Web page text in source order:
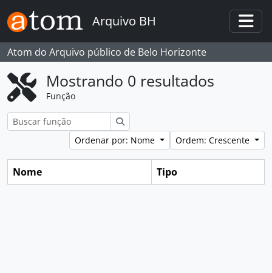
Skip to main content
Arquivo BH
Atom do Arquivo público de Belo Horizonte
Mostrando 0 resultados
Função
Ordenar por: Nome
Ordem: Crescente
Nome Tipo